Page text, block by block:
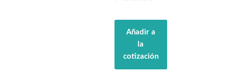
Añadir a
la
cotización